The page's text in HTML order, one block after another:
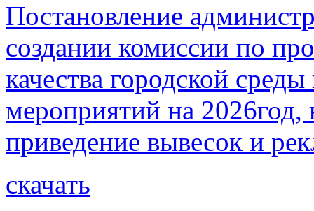
Постановление
создании комиссии по
качества городской
мероприятий на 2026год,
приведение вывесок и
скачать